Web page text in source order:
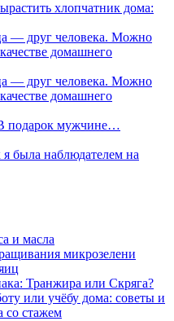
хлопчатник дома:
— друг человека. Можно
домашнего
— друг человека. Можно
домашнего
подарок мужчине…
я была наблюдателем на
и масла
микрозелени
Транжира или Скряга?
или учёбу дома: советы и
со стажем